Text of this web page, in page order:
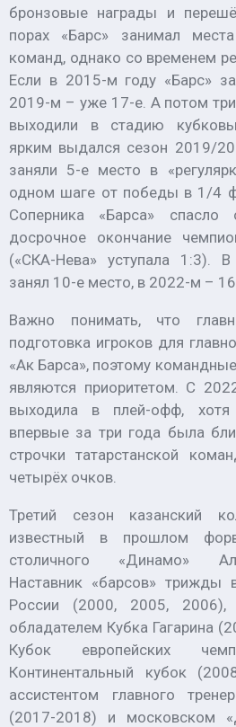
бронзовые награды и
порах «Барс» занимал
команд, однако со временем
Если в 2015-м году «Барс»
2019-м – уже 17-е. А потом
выходили в стадию
ярким выдался сезон 2019/
заняли 5-е место в
одном шаге от победы в 1/4
Соперника «Барса»
досрочное окончание
(«СКА-Нева» уступала 1:3).
занял 10-е место, в 2022-м –
Важно понимать, что
подготовка игроков для
«Ак Барса», поэтому
являются приоритетом. С
выходила в плей-офф,
впервые за три года была
строчки татарстанской
четырёх очков.
Третий сезон казанский
известный в прошлом
столичного «Динамо»
Наставник «барсов» трижды
России (2000, 2005, 2006),
обладателем Кубка Гагарина
Кубок европейских
Континентальный кубок
ассистентом главного
(2017-2018) и московском